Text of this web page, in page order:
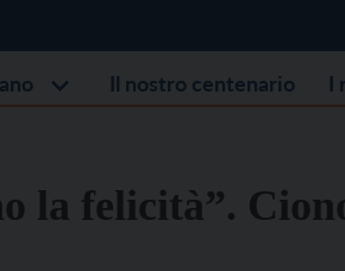
Il nostro centenario I
la felicità”.